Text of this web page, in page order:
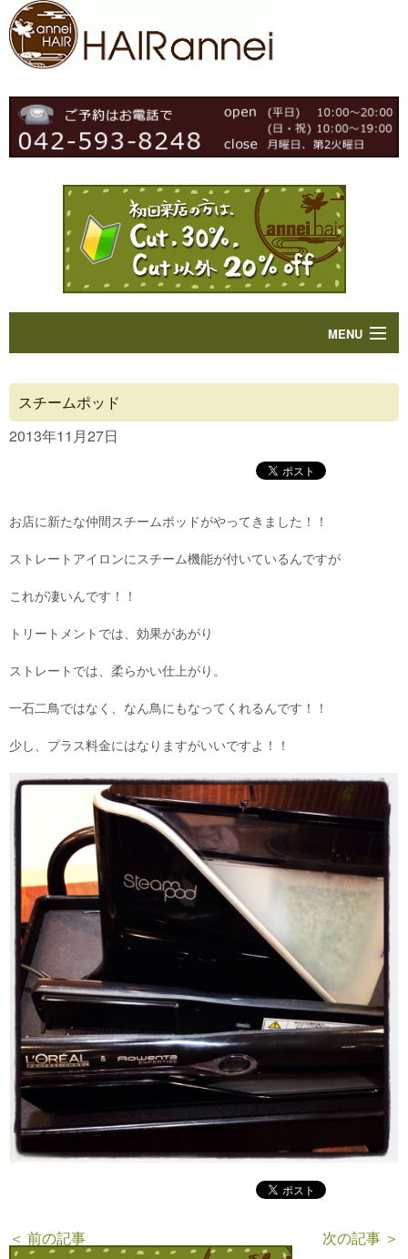
MENU
Concept
Blog
Contact
スチームポッド
2013年11月27日
お店に新たな仲間スチームポッドがやってきました！！
ストレートアイロンにスチーム機能が付いているんですが
これが凄いんです！！
トリートメントでは、効果があがり
ストレートでは、柔らかい仕上がり。
一石二鳥ではなく、なん鳥にもなってくれるんです！！
少し、プラス料金にはなりますがいいですよ！！
＜ 前の記事 次の記事 ＞